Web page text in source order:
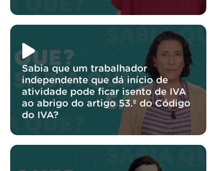
Sabia que um trabalhador
independente que dá início de
atividade pode ficar isento de IVA
ao abrigo do artigo 53.º do Código
do IVA?